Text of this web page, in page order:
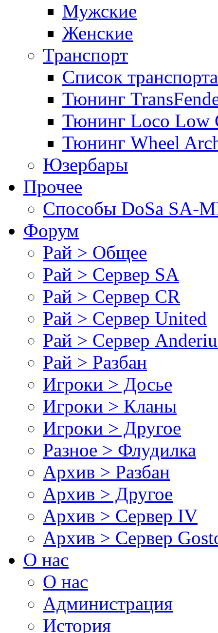
Мужские
Женские
Транспорт
Список транспорта
Тюнинг
Тюнинг Loco Low
Тюнинг Wheel
Юзербары
Прочее
Cпособы DoSа SA-
Форум
Рай > Общее
Рай > Сервер SA
Рай > Сервер CR
Рай > Сервер United
Рай > Сервер
Рай > Разбан
Игроки > Досье
Игроки > Кланы
Игроки > Другое
Разное > Флудилка
Архив > Разбан
Архив > Другое
Архив > Сервер IV
Архив > Сервер
О нас
О нас
Администрация
История